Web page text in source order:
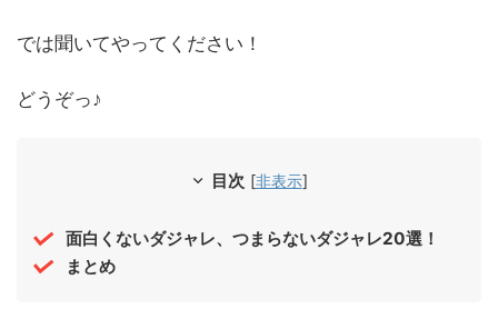
では聞いてやってください！
どうぞっ♪
目次 [非表示]
面白くないダジャレ、つまらないダジャレ20選！
まとめ